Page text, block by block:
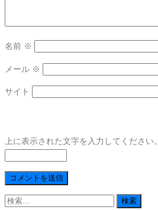
名前 ※
メール ※
サイト
上に表示された文字を入力してください。
検